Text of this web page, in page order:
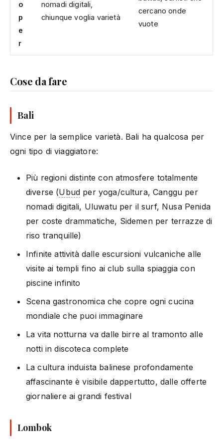
o
p
e
r
nomadi digitali,
chiunque voglia varietà
cercano onde
vuote
Cose da fare
Bali
Vince per la semplice varietà. Bali ha qualcosa per
ogni tipo di viaggiatore:
Più regioni distinte con atmosfere totalmente
diverse (Ubud per yoga/cultura, Canggu per
nomadi digitali, Uluwatu per il surf, Nusa Penida
per coste drammatiche, Sidemen per terrazze di
riso tranquille)
Infinite attività dalle escursioni vulcaniche alle
visite ai templi fino ai club sulla spiaggia con
piscine infinito
Scena gastronomica che copre ogni cucina
mondiale che puoi immaginare
La vita notturna va dalle birre al tramonto alle
notti in discoteca complete
La cultura induista balinese profondamente
affascinante è visibile dappertutto, dalle offerte
giornaliere ai grandi festival
Lombok